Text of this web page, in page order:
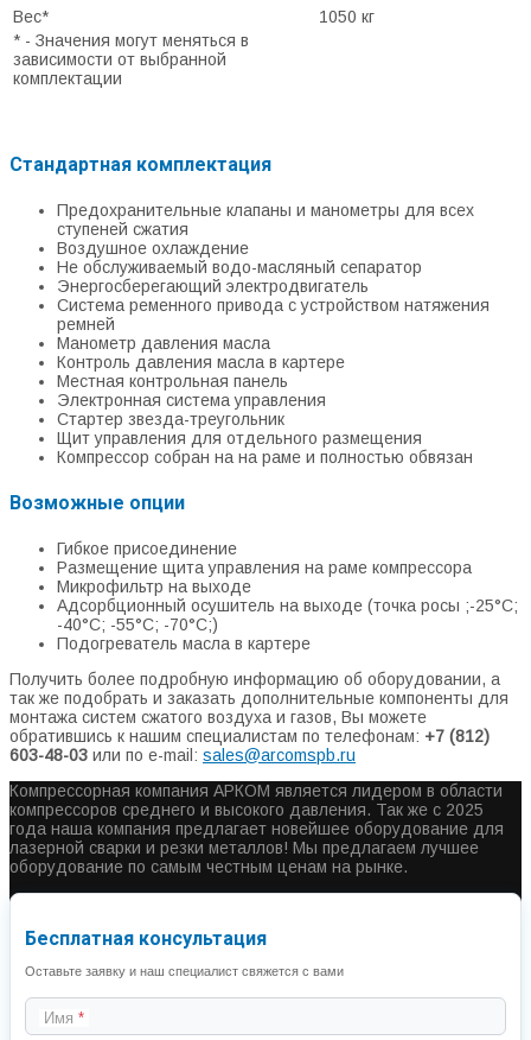
Вес*
1050 кг
* - Значения могут меняться в
зависимости от выбранной
комплектации
Стандартная комплектация
Предохранительные клапаны и манометры для всех
ступеней сжатия
Воздушное охлаждение
Не обслуживаемый водо-масляный сепаратор
Энергосберегающий электродвигатель
Система ременного привода с устройством натяжения
ремней
Манометр давления масла
Контроль давления масла в картере
Местная контрольная панель
Электронная система управления
Стартер звезда-треугольник
Щит управления для отдельного размещения
Компрессор собран на на раме и полностью обвязан
Возможные опции
Гибкое присоединение
Размещение щита управления на раме компрессора
Микрофильтр на выходе
Адсорбционный осушитель на выходе (точка росы ;-25°С;
-40°С; -55°С; -70°С;)
Подогреватель масла в картере
Получить более подробную информацию об оборудовании, а
так же подобрать и заказать дополнительные компоненты для
монтажа систем сжатого воздуха и газов, Вы можете
обратившись к нашим специалистам по телефонам: +7 (812)
603-48-03 или по e-mail: sales@arcomspb.ru
Компрессорная компания АРКОМ является лидером в области
компрессоров среднего и высокого давления. Так же с 2025
года наша компания предлагает новейшее оборудование для
лазерной сварки и резки металлов! Мы предлагаем лучшее
оборудование по самым честным ценам на рынке.
Бесплатная консультация
Оставьте заявку и наш специалист свяжется с вами
Имя